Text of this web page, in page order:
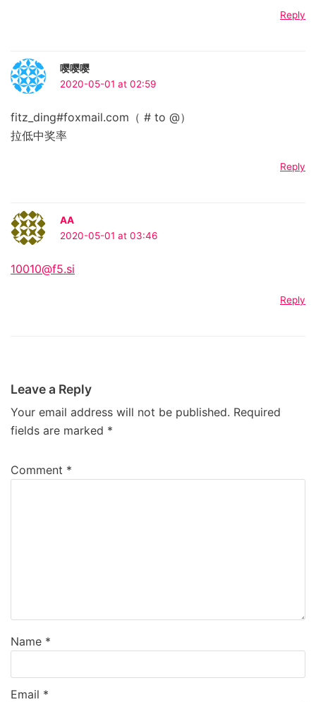
Reply
嘤嘤嘤
2020-05-01 at 02:59
fitz_ding#foxmail.com（ # to @）
拉低中奖率
Reply
AA
2020-05-01 at 03:46
10010@f5.si
Reply
Leave a Reply
Your email address will not be published. Required
fields are marked *
Comment *
Name *
Email *